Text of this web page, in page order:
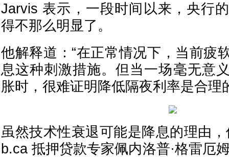
Jarvis 表示，一段时间以来，央行
得不那么明显了。
他解释道：“在正常情况下，当前疲
息这种刺激措施。但当一场毫无意
胀时，很难证明降低隔夜利率是合理
虽然技术性衰退可能是降息的理由
b.ca 抵押贷款专家佩内洛普·格雷厄